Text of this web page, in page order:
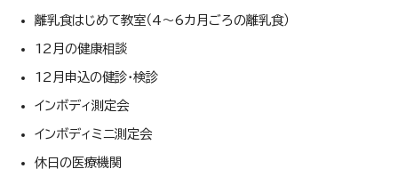
離乳食はじめて教室（4～6カ月ごろの離乳食）
12月の健康相談
12月申込の健診・検診
インボディ測定会
インボディミニ測定会
休日の医療機関